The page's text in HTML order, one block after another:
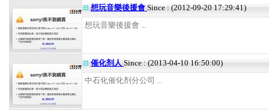
想玩音樂後援會 Since : (2012-09-20 17:29:41)
想玩音樂後援會 ...
催化剂人 Since : (2013-04-10 16:50:00)
中石化催化剂分公司 ...